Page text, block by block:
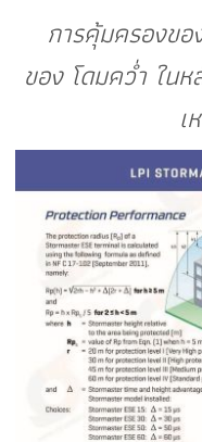
การคุ้มครองข
ของ โดมคว่ำ ใน
เ